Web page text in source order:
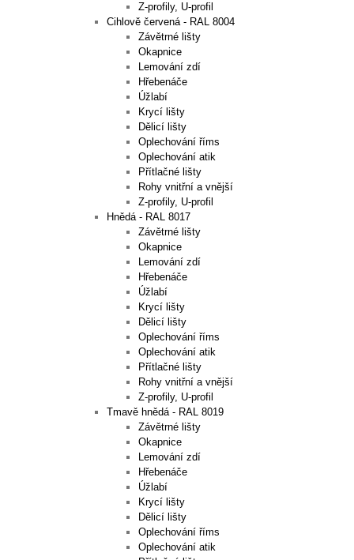
Z-profily, U-profil
Cihlově červená - RAL 8004
Závětrné lišty
Okapnice
Lemování zdí
Hřebenáče
Úžlabí
Krycí lišty
Dělicí lišty
Oplechování říms
Oplechování atik
Přítlačné lišty
Rohy vnitřní a vnější
Z-profily, U-profil
Hnědá - RAL 8017
Závětrné lišty
Okapnice
Lemování zdí
Hřebenáče
Úžlabí
Krycí lišty
Dělicí lišty
Oplechování říms
Oplechování atik
Přítlačné lišty
Rohy vnitřní a vnější
Z-profily, U-profil
Tmavě hnědá - RAL 8019
Závětrné lišty
Okapnice
Lemování zdí
Hřebenáče
Úžlabí
Krycí lišty
Dělicí lišty
Oplechování říms
Oplechování atik